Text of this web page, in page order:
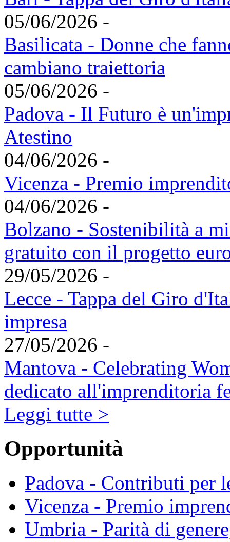
05/06/2026 -
Basilicata - Donne che
cambiano traiettoria
05/06/2026 -
Padova - Il Futuro è
Atestino
04/06/2026 -
Vicenza - Premio
04/06/2026 -
Bolzano - Sostenibilità a
gratuito con il progetto
29/05/2026 -
Lecce - Tappa del Giro
impresa
27/05/2026 -
Mantova - Celebrating
dedicato all'imprenditoria
Leggi tutte >
Opportunità
Padova - Contributi per
Vicenza - Premio
Umbria - Parità di